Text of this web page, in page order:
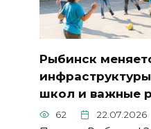
Рыбинск
школ и важные
62 22.07.2026